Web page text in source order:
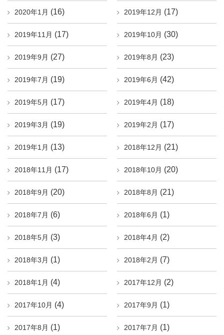
2020年1月 (16) 2019年12月 (17)
2019年11月 (17) 2019年10月 (30)
2019年9月 (27) 2019年8月 (23)
2019年7月 (19) 2019年6月 (42)
2019年5月 (17) 2019年4月 (18)
2019年3月 (19) 2019年2月 (17)
2019年1月 (13) 2018年12月 (21)
2018年11月 (17) 2018年10月 (20)
2018年9月 (20) 2018年8月 (21)
2018年7月 (6) 2018年6月 (1)
2018年5月 (3) 2018年4月 (2)
2018年3月 (1) 2018年2月 (7)
2018年1月 (4) 2017年12月 (2)
2017年10月 (4) 2017年9月 (1)
2017年8月 (1) 2017年7月 (1)